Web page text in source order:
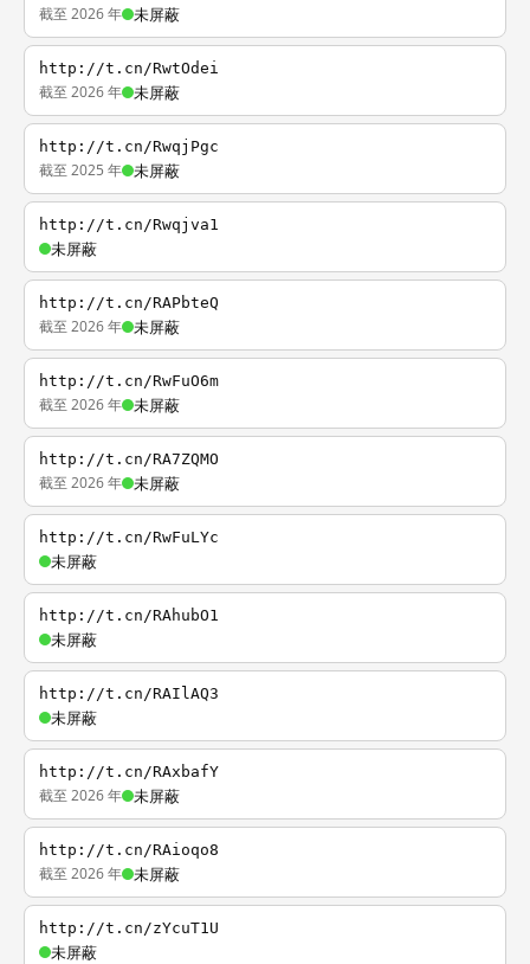
截至 2026 年 未屏蔽
http://t.cn/RwtOdei
截至 2026 年 未屏蔽
http://t.cn/RwqjPgc
截至 2025 年 未屏蔽
http://t.cn/Rwqjva1
未屏蔽
http://t.cn/RAPbteQ
截至 2026 年 未屏蔽
http://t.cn/RwFuO6m
截至 2026 年 未屏蔽
http://t.cn/RA7ZQMO
截至 2026 年 未屏蔽
http://t.cn/RwFuLYc
未屏蔽
http://t.cn/RAhubO1
未屏蔽
http://t.cn/RAIlAQ3
未屏蔽
http://t.cn/RAxbafY
截至 2026 年 未屏蔽
http://t.cn/RAioqo8
截至 2026 年 未屏蔽
http://t.cn/zYcuT1U
未屏蔽